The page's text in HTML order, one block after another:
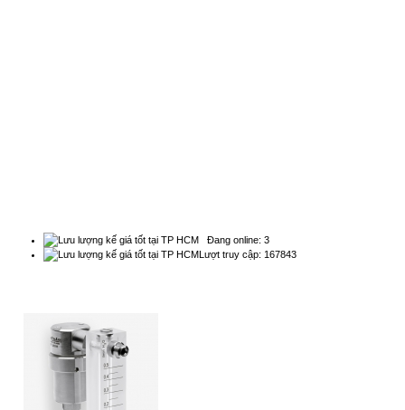
Đang online: 3
Lượt truy cập: 167843